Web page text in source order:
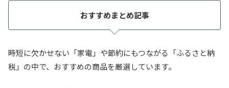
おすすめまとめ記事
時短に欠かせない「家電」や節約にもつながる「ふるさと納
税」の中で、おすすめの商品を厳選しています。